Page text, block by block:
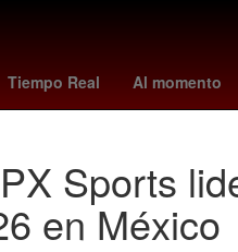
Tiempo Real Al momento
c Futbol Digitalización
Sports
en México